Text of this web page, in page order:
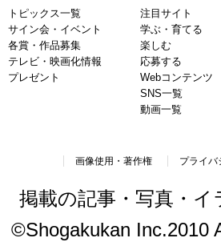
トピックス一覧
サイン会・イベント
各賞・作品募集
テレビ・映画化情報
プレゼント
注目サイト
学ぶ・育てる
楽しむ
応募する
Webコンテンツ
SNS一覧
動画一覧
画像使用・著作権 プライバ
掲載の記事・写真・
©Shogakukan Inc.2010